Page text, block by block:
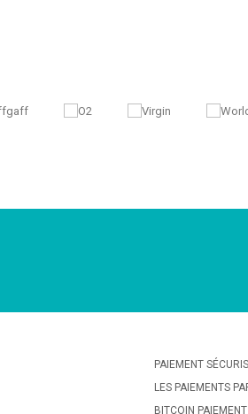
PAIEMENT
LES PAIEMENTS
BITCOIN PAIEMENT